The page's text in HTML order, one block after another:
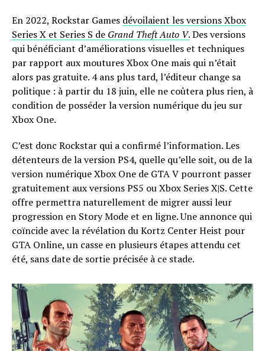
En 2022, Rockstar Games dévoilaient les versions Xbox
Series X et Series S de Grand Theft Auto V.Des versions
qui bénéficiant d’améliorations visuelles et techniques
par rapport aux moutures Xbox One mais qui n’était
alors pas gratuite. 4 ans plus tard, l’éditeur change sa
politique : à partir du 18 juin, elle ne coûtera plus rien, à
condition de posséder la version numérique du jeu sur
Xbox One.
C’est donc Rockstar qui a confirmé l’information. Les
détenteurs de la version PS4, quelle qu’elle soit, ou de la
version numérique Xbox One de GTA V pourront passer
gratuitement aux versions PS5 ou Xbox Series X|S. Cette
offre permettra naturellement de migrer aussi leur
progression en Story Mode et en ligne. Une annonce qui
coïncide avec la révélation du Kortz Center Heist pour
GTA Online, un casse en plusieurs étapes attendu cet
été, sans date de sortie précisée à ce stade.